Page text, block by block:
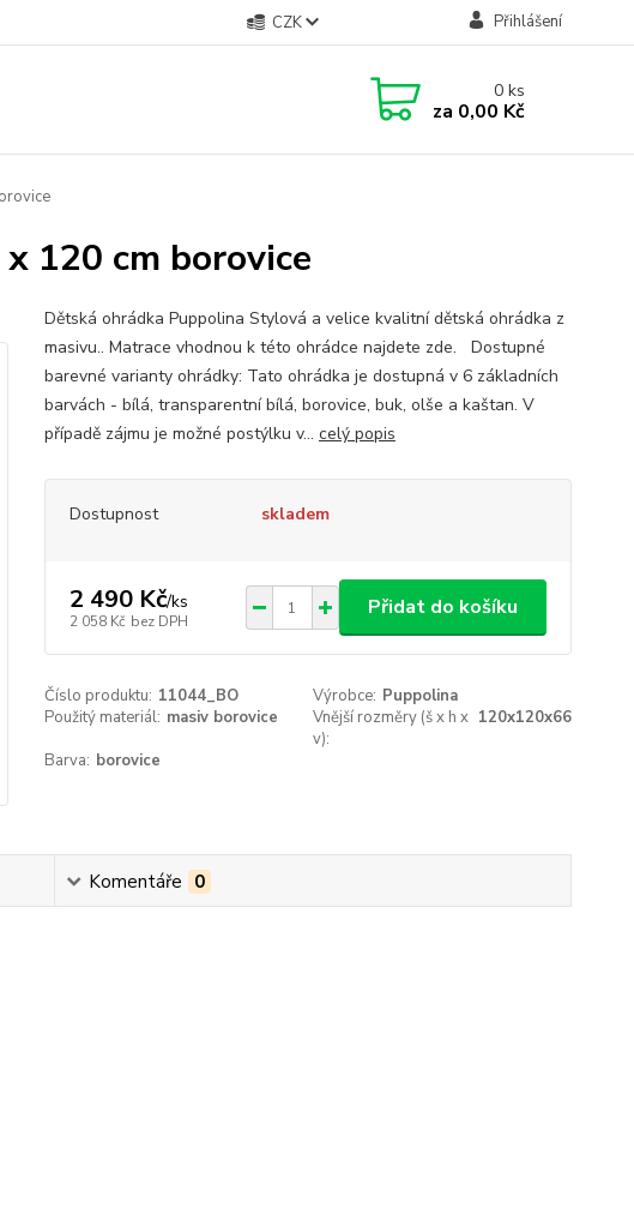
CZK Přihlášení
0ks
za 0,00 Kč
120 cm borovice
Dětská ohrádka Puppolina Stylová a velice kvalitní dětská ohrádka z
masivu.. Matrace vhodnou k této ohrádce najdete zde. Dostupné
barevné varianty ohrádky: Tato ohrádka je dostupná v 6 základních
barvách - bílá, transparentní bílá, borovice, buk, olše a kaštan. V
případě zájmu je možné postýlku v... celý popis
Dostupnost skladem
2 490 Kč/ks
2 058 Kč bez DPH
Přidat do košíku
Číslo produktu: 11044_BO Výrobce: Puppolina
Použitý materiál: masiv borovice
Vnější rozměry (š x h x
v):
120x120x66
Barva: borovice
Komentáře 0